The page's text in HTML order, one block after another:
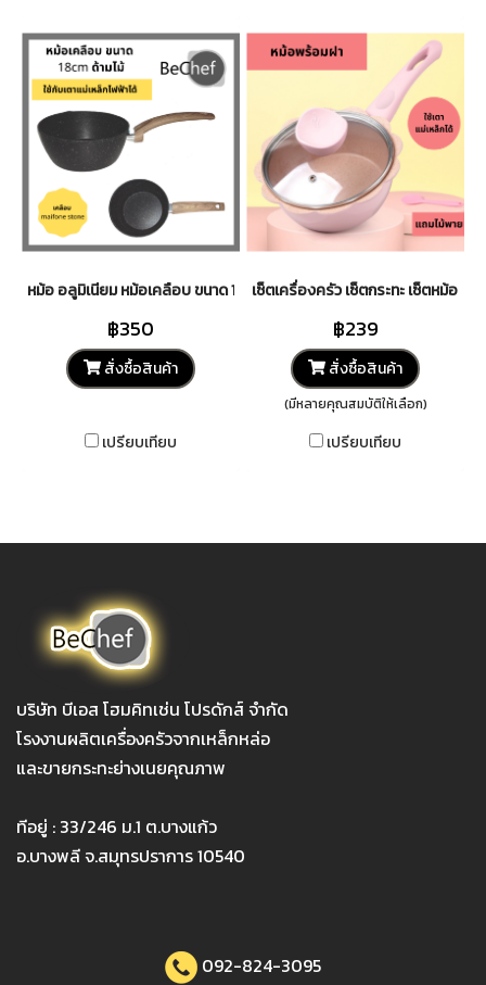
หม้อ อลูมิเนียม หม้อเคลือบ ขนาด 18cm ด้ามไม้ maifan stone สามารถใช้กั
฿350
สั่งซื้อสินค้า
เปรียบเทียบ
เซ็ตเครื่องครัว เซ็ตกระทะ เซ็ตหม้อ เ
฿239
สั่งซื้อสินค้า
(มีหลายคุณสมบัติให้เลือก)
เปรียบเทียบ
บริษัท บีเอส โฮมคิทเช่น โปรดักส์ จำกัด
โรงงานผลิตเครื่องครัวจากเหล็กหล่อ
และขายกระทะย่างเนยคุณภาพ
ทีอยู่ : 33/246 ม.1 ต.บางแก้ว
อ.บางพลี จ.สมุทรปราการ 10540
092-824-3095